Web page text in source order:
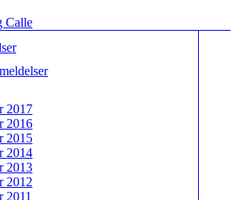
Calle
2017
2016
2015
2014
2013
2012
2011